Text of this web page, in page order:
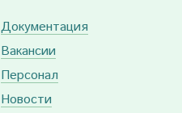
Документация
Вакансии
Персонал
Новости